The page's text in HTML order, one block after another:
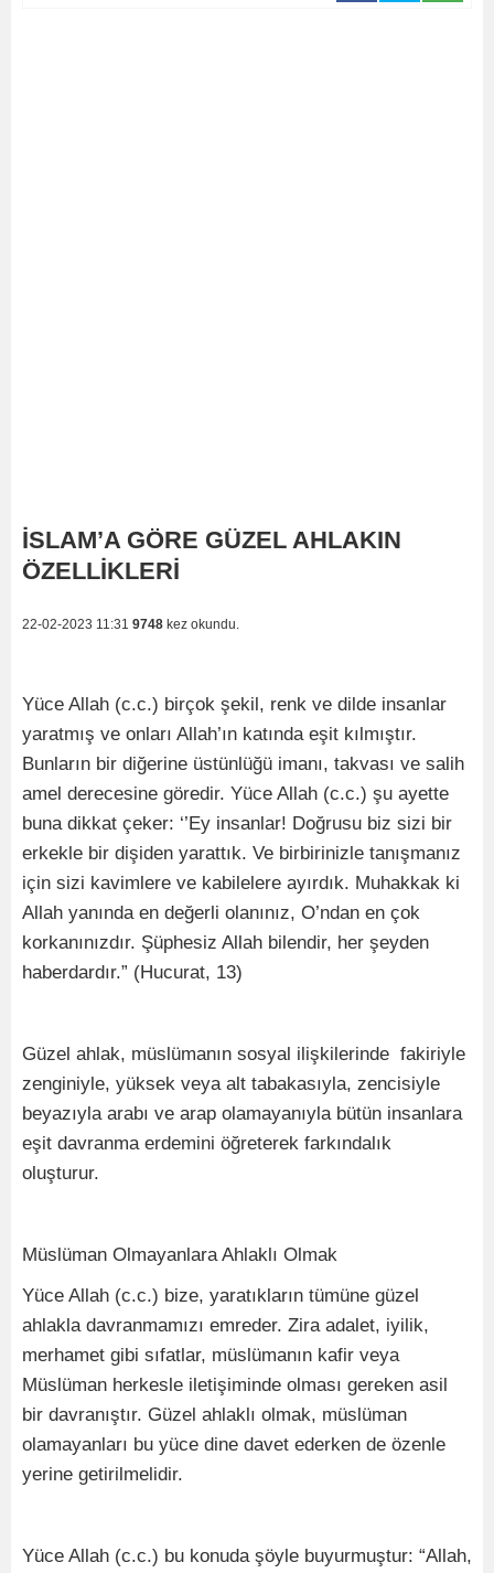
İSLAM’A GÖRE GÜZEL AHLAKIN
ÖZELLİKLERİ
22-02-2023 11:31 9748 kez okundu.
Yüce Allah (c.c.) birçok şekil, renk ve dilde insanlar
yaratmış ve onları Allah’ın katında eşit kılmıştır.
Bunların bir diğerine üstünlüğü imanı, takvası ve salih
amel derecesine göredir. Yüce Allah (c.c.) şu ayette
buna dikkat çeker: ‘’Ey insanlar! Doğrusu biz sizi bir
erkekle bir dişiden yarattık. Ve birbirinizle tanışmanız
için sizi kavimlere ve kabilelere ayırdık. Muhakkak ki
Allah yanında en değerli olanınız, O’ndan en çok
korkanınızdır. Şüphesiz Allah bilendir, her şeyden
haberdardır.” (Hucurat, 13)
Güzel ahlak, müslümanın sosyal ilişkilerinde fakiriyle
zenginiyle, yüksek veya alt tabakasıyla, zencisiyle
beyazıyla arabı ve arap olamayanıyla bütün insanlara
eşit davranma erdemini öğreterek farkındalık
oluşturur.
Müslüman Olmayanlara Ahlaklı Olmak
Yüce Allah (c.c.) bize, yaratıkların tümüne güzel
ahlakla davranmamızı emreder. Zira adalet, iyilik,
merhamet gibi sıfatlar, müslümanın kafir veya
Müslüman herkesle iletişiminde olması gereken asil
bir davranıştır. Güzel ahlaklı olmak, müslüman
olamayanları bu yüce dine davet ederken de özenle
yerine getirilmelidir.
Yüce Allah (c.c.) bu konuda şöyle buyurmuştur: “Allah,